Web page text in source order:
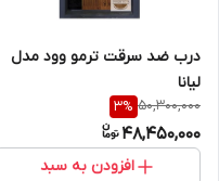
درب ضد سرقت ترمو وود مدل
لیانا
50,300,000
3%
48,450,000
افزودن به سبد